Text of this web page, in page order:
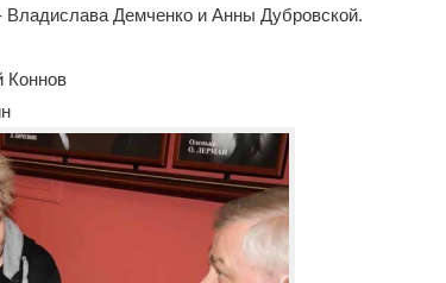
Владислава Демченко и Анны Дубровской.
Коннов